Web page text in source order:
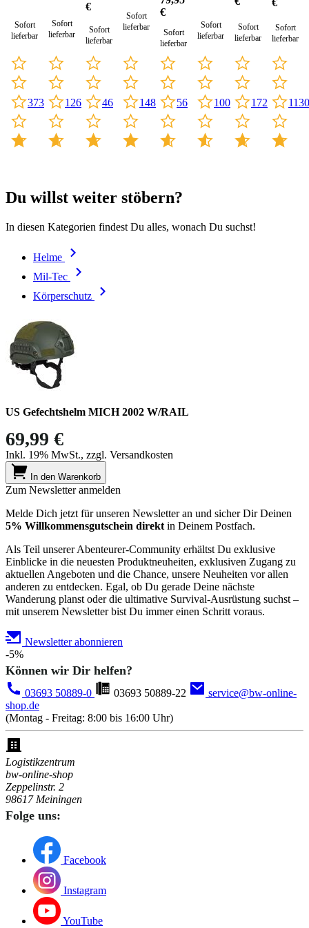
Sofort
lieferbar
373
Sofort
lieferbar
126
€
Sofort
lieferbar
46
Sofort
lieferbar
148
Feldbluse
€
Sofort
lieferbar
56
Sofort
lieferbar
100
Sofort
lieferbar
172
Sofort
lieferbar
1130
Du willst weiter stöbern?
In diesen Kategorien findest Du alles, wonach Du suchst!
Helme
Mil-Tec
Körperschutz
US Gefechtshelm MICH 2002 W/RAIL
69,99 €
Inkl. 19% MwSt., zzgl. Versandkosten
In den Warenkorb
Zum Newsletter anmelden
Melde Dich jetzt für unseren Newsletter an und sicher Dir Deinen
5% Willkommensgutschein direkt in Deinem Postfach.
Als Teil unserer Abenteurer-Community erhältst Du exklusive
Einblicke in die neuesten Produktneuheiten, exklusiven Zugang zu
aktuellen Angeboten und die Chance, unsere Neuheiten vor allen
anderen zu entdecken. Egal, ob Du gerade Deine nächste
Wanderung planst oder die ultimative Survival-Ausrüstung suchst –
mit unserem Newsletter bist Du immer einen Schritt voraus.
Newsletter abonnieren
-5%
Können wir Dir helfen?
03693 50889-0 03693 50889-22
service@bw-online-
shop.de
(Montag - Freitag: 8:00 bis 16:00 Uhr)
Logistikzentrum
bw-online-shop
Zeppelinstr. 2
98617 Meiningen
Folge uns:
Facebook
Instagram
YouTube